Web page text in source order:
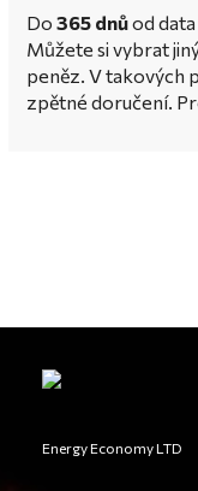
Do 365 dnůod
Můžete si vybrat
peněz. V takových
zpětné doručení.
Energy Economy LTD